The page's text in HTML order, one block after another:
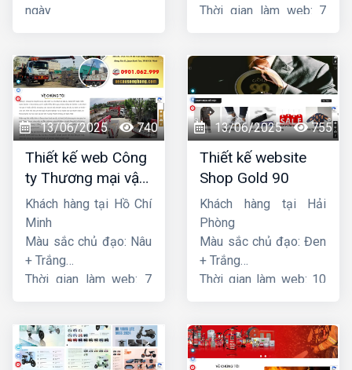
ngày
Thời gian làm web: 7
13/06/2025 740
Thiết kế web Công
ty Thương mại vận
tải Song Bằng
Khách hàng tại Hồ Chí
Minh
Màu sắc chủ đạo: Nâu
+ Trắng
Thời gian làm web: 7
13/06/2025 755
Thiết kế website
Shop Gold 90
Khách hàng tại Hải
Phòng
Màu sắc chủ đạo: Đen
+ Trắng
Thời gian làm web: 10